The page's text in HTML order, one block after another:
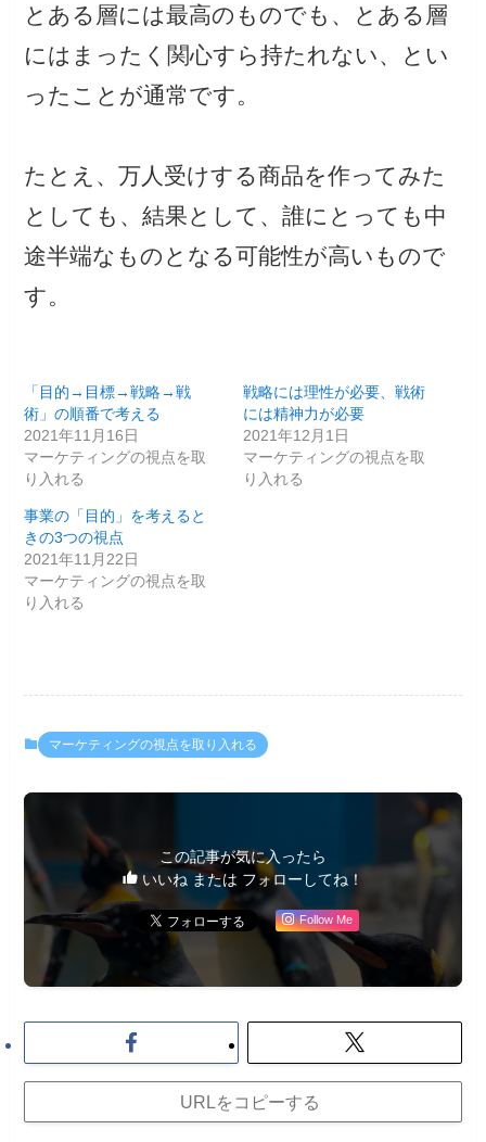
とある層には最高のものでも、とある層
にはまったく関心すら持たれない、とい
ったことが通常です。
たとえ、万人受けする商品を作ってみた
としても、結果として、誰にとっても中
途半端なものとなる可能性が高いもので
す。
「目的→目標→戦略→戦
術」の順番で考える
2021年11月16日
マーケティングの視点を取
り入れる
戦略には理性が必要、戦術
には精神力が必要
2021年12月1日
マーケティングの視点を取
り入れる
事業の「目的」を考えると
きの3つの視点
2021年11月22日
マーケティングの視点を取
り入れる
マーケティングの視点を取り入れる
この記事が気に入ったら
いいね または フォローしてね！
Follow Me
URLをコピーする